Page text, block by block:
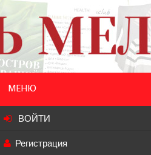
МЕНЮ
ВОЙТИ
Регистрация